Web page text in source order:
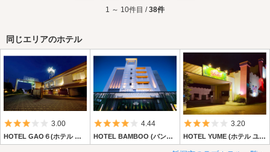
1 ～ 10件目 /38件
同じエリアのホテル
5つ星のうち3
3.00
HOTEL GAO６(ホテル ガオシックス)
5つ星のうち4
4.44
HOTEL BAMBOO (バンブー)【HAYAMA HOTELS】
5つ星のうち3
3.20
HOTEL YUME (ホテル ユメ)